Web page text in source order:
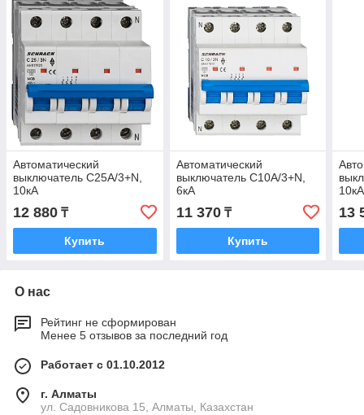
Автоматический
выключатель C25А/3+N,
10кА
12 880 ₸
Купить
Автоматический
выключатель C10А/3+N,
6кА
11 370₸
Купить
10кА
13
О нас
Рейтинг не сформирован
Менее 5 отзывов за последний год
Работает с 01.10.2012
г. Алматы
ул. Садовникова 15, Алматы, Казахстан